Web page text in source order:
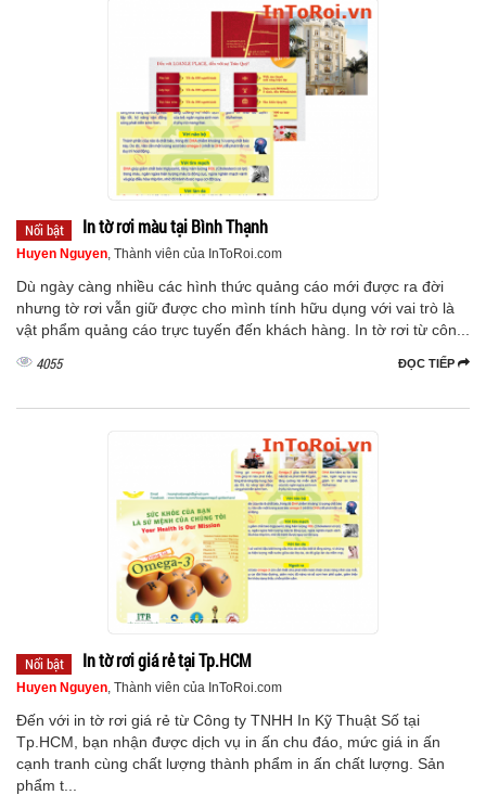
Nổi bật In tờ rơi màu tại Bình Thạnh
Huyen Nguyen , Thành viên của InToRoi.com
Dù ngày càng nhiều các hình thức quảng cáo mới được ra đời
nhưng tờ rơi vẫn giữ được cho mình tính hữu dụng với vai trò là
vật phẩm quảng cáo trực tuyến đến khách hàng. In tờ rơi từ côn...
ĐỌC TIẾP
4055
Nổi bật In tờ rơi giá rẻ tại Tp.HCM
Huyen Nguyen , Thành viên của InToRoi.com
Đến với in tờ rơi giá rẻ từ Công ty TNHH In Kỹ Thuật Số tại
Tp.HCM, bạn nhận được dịch vụ in ấn chu đáo, mức giá in ấn
cạnh tranh cùng chất lượng thành phẩm in ấn chất lượng. Sản
phẩm t...